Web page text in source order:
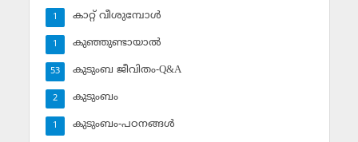
കാറ്റ് വീശുമ്പോള്‍
1
കുഞ്ഞുണ്ടായാല്‍
1
കുടുംബ ജീവിതം-Q&A
53
കുടുംബം
2
കുടുംബം-പഠനങ്ങള്‍
1